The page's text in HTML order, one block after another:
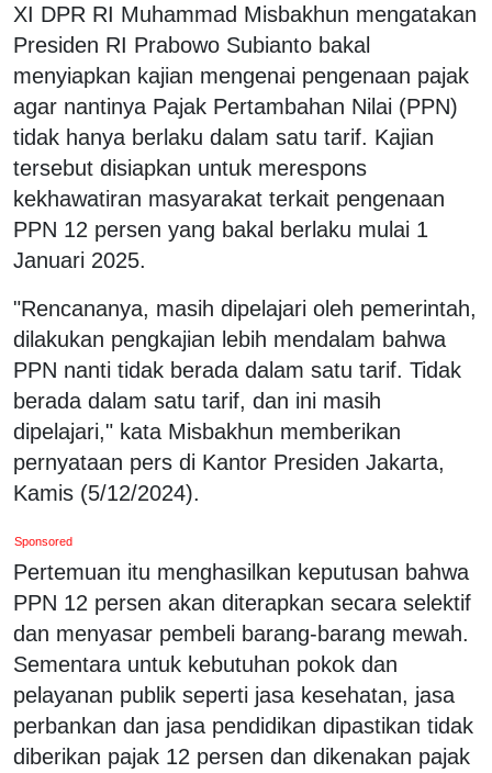
XI DPR RI Muhammad Misbakhun mengatakan
Presiden RI Prabowo Subianto bakal
menyiapkan kajian mengenai pengenaan pajak
agar nantinya Pajak Pertambahan Nilai (PPN)
tidak hanya berlaku dalam satu tarif. Kajian
tersebut disiapkan untuk merespons
kekhawatiran masyarakat terkait pengenaan
PPN 12 persen yang bakal berlaku mulai 1
Januari 2025.
"Rencananya, masih dipelajari oleh pemerintah,
dilakukan pengkajian lebih mendalam bahwa
PPN nanti tidak berada dalam satu tarif. Tidak
berada dalam satu tarif, dan ini masih
dipelajari," kata Misbakhun memberikan
pernyataan pers di Kantor Presiden Jakarta,
Kamis (5/12/2024).
Sponsored
Pertemuan itu menghasilkan keputusan bahwa
PPN 12 persen akan diterapkan secara selektif
dan menyasar pembeli barang-barang mewah.
Sementara untuk kebutuhan pokok dan
pelayanan publik seperti jasa kesehatan, jasa
perbankan dan jasa pendidikan dipastikan tidak
diberikan pajak 12 persen dan dikenakan pajak